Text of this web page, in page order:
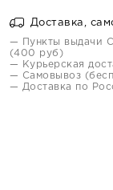
Доставка,
— Пункты выдачи
(400 руб)
— Курьерская
— Самовывоз
— Доставка по